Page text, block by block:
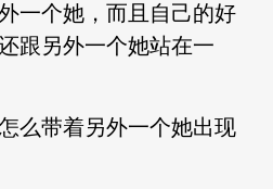
一个她，而且自己的好
跟另外一个她站在一
么带着另外一个她出现